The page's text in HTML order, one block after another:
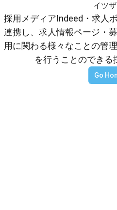
イツ
採用メディアIndeed・求人
連携し、求人情報ページ・
用に関わる様々なことの管
を行うことのできる
Go